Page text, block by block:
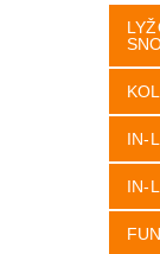
IN-
IN-